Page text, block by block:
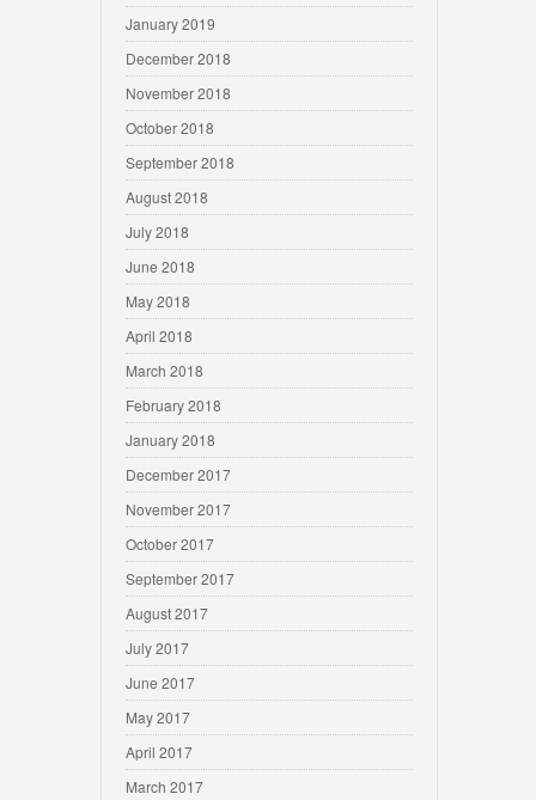
January 2019
December 2018
November 2018
October 2018
September 2018
August 2018
July 2018
June 2018
May 2018
April 2018
March 2018
February 2018
January 2018
December 2017
November 2017
October 2017
September 2017
August 2017
July 2017
June 2017
May 2017
April 2017
March 2017